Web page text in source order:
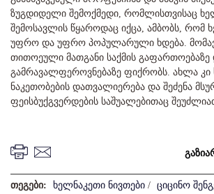
ზუგდიდელი შემოქმედი, რომლისთვისაც
შემოსავლის წყაროდაც იქცა, ამბობს, რომ
უფრო და უფრო პოპულარული ხდება.
თითოეული მათგანი საქმის გაფართოებაზე
გამრავალფეროვნებაზე ფიქრობს. ახლა
ნაკეთობების დათვალიერება და შეძენა
ფეისბუქგვერდების საშუალებითაც
თეგები: ხელნაკეთი ნივთები / ციცინო